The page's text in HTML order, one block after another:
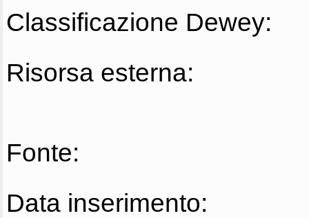
Classificazione Dewey:
Risorsa esterna:
Fonte:
Data inserimento: